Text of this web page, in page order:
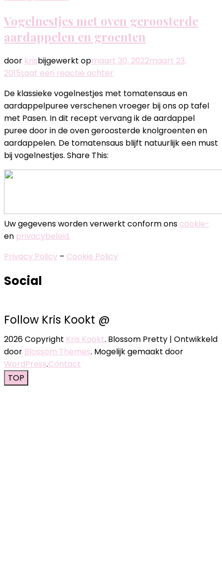
Vogelnestjes met oven geroosterde
aardappelen en groenten
door krisbijgewerkt opmaart 30, 2022maart 23,
2015Laat een reactie achter
met
oven
geroosterde
aardappelen
en
De klassieke vogelnestjes met tomatensaus en
aardappelpuree verschenen vroeger bij ons op tafel
met Pasen. In dit recept vervang ik de aardappel
puree door in de oven geroosterde knolgroenten en
aardappelen. De tomatensaus blijft natuurlijk een must
bij vogelnestjes. Share This:
Uw gegevens worden verwerkt conform ons cookie-
en privacybeleid.
Privacy Policy – Cookie Policy
Social
Follow Kris Kookt @
2026 Copyright Kris Kookt. Blossom Pretty | Ontwikkeld
door Blossom Themes. Mogelijk gemaakt door
WordPress.Contact
TOP